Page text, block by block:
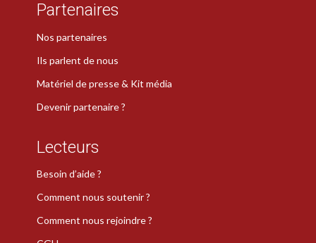
Partenaires
Nos partenaires
Ils parlent de nous
Matériel de presse & Kit média
Devenir partenaire ?
Lecteurs
Besoin d’aide ?
Comment nous soutenir ?
Comment nous rejoindre ?